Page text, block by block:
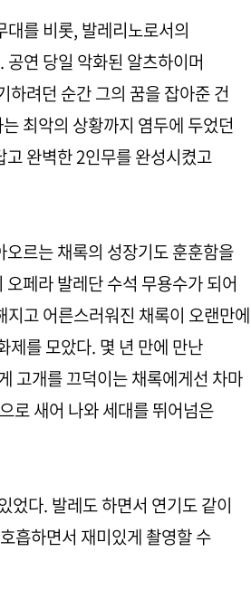
대를 비롯, 발레리노로서의
연 당일 악화된 알츠하이머
하려던 순간 그의 꿈을 잡아준 건
최악의 상황까지 염두에 두었던
완벽한 2인무를 완성시켰고
르는 채록의 성장기도 훈훈함을
페라 발레단 수석 무용수가 되어
고 어른스러워진 채록이 오랜만에
제를 모았다. 몇 년 만에 만난
고개를 끄덕이는 채록에게선 차마
로 새어 나와 세대를 뛰어넘은
었다. 발레도 하면서 연기도 같이
흡하면서 재미있게 촬영할 수